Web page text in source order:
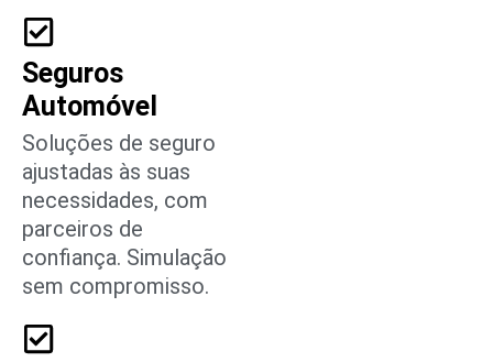
Seguros
Automóvel
Soluções de seguro
ajustadas às suas
necessidades, com
parceiros de
confiança. Simulação
sem compromisso.